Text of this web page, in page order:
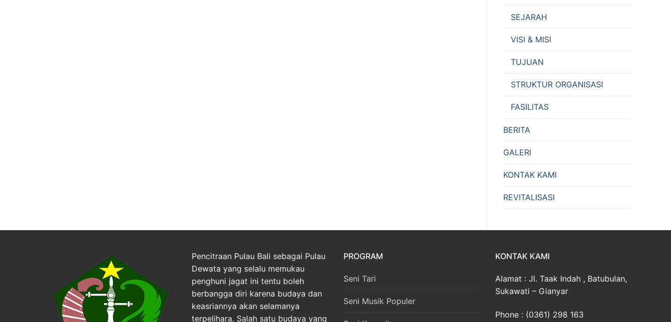
SEJARAH
VISI & MISI
TUJUAN
STRUKTUR ORGANISASI
FASILITAS
BERITA
GALERI
KONTAK KAMI
REVITALISASI
Pencitraan Pulau Bali sebagai Pulau
Dewata yang selalu memukau
penghuni jagat ini tentu boleh
berbangga diri karena budaya dan
keasriannya akan selamanya
terpelihara. Salah satu budaya yang
PROGRAM
Seni Tari
Seni Musik Populer
KONTAK KAMI
Alamat : Jl. Taak Indah , Batubulan,
Sukawati – Gianyar
Phone : (0361) 298 163